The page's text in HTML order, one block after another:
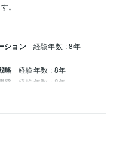
。
ション 経験年数 : 8年
略 経験年数 : 8年
発 経験年数 : 8年
）
2月